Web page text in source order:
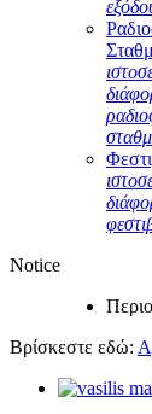
Notice
Βρίσκεστε εδώ: